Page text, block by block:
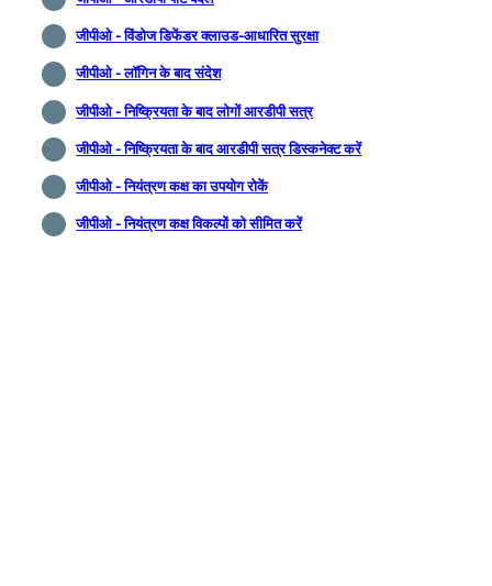
जीपीओ - विंडोज डिफेंडर क्लाउड-आधारित सुरक्षा
जीपीओ - लॉगिन के बाद संदेश
जीपीओ - निष्क्रियता के बाद लोगाें आरडीपी सत्र
जीपीओ - निष्क्रियता के बाद आरडीपी सत्र डिस्कनेक्ट करें
जीपीओ - नियंत्रण कक्ष का उपयोग रोकें
जीपीओ - नियंत्रण कक्ष विकल्पों को सीमित करें